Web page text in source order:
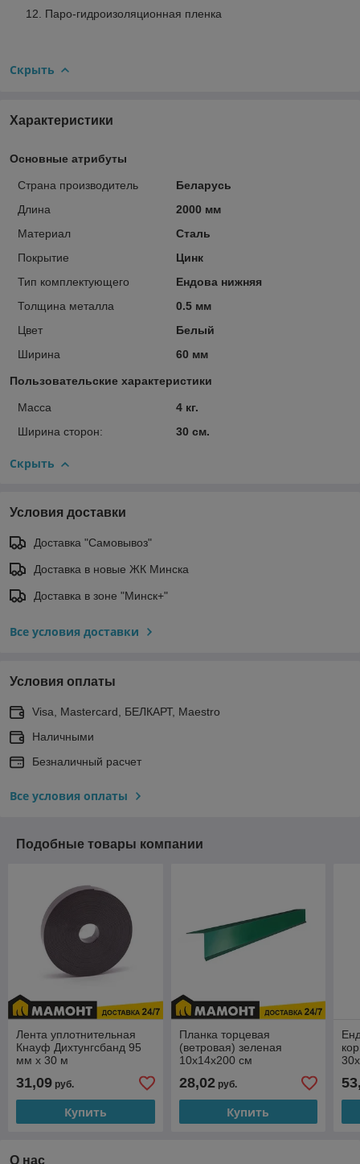
Паро-гидроизоляционная пленка
Скрыть
Характеристики
Основные атрибуты
Страна производитель
Беларусь
Длина
2000 мм
Материал
Сталь
Покрытие
Цинк
Тип комплектующего
Ендова нижняя
Толщина металла
0.5 мм
Цвет
Белый
Ширина
60 мм
Пользовательские характеристики
Масса
4 кг.
Ширина сторон:
30 см.
Скрыть
Условия доставки
Доставка "Самовывоз"
Доставка в новые ЖК Минска
Доставка в зоне "Минск+"
Все условия доставки
Условия оплаты
Visa, Mastercard, БЕЛКАРТ, Maestro
Наличными
Безналичный расчет
Все условия оплаты
Подобные товары компании
Лента уплотнительная
Кнауф Дихтунгсбанд 95
мм x 30 м
31,09 руб.
Купить
Планка торцевая
(ветровая) зеленая
10x14x200 см
28,02руб.
Купить
О нас